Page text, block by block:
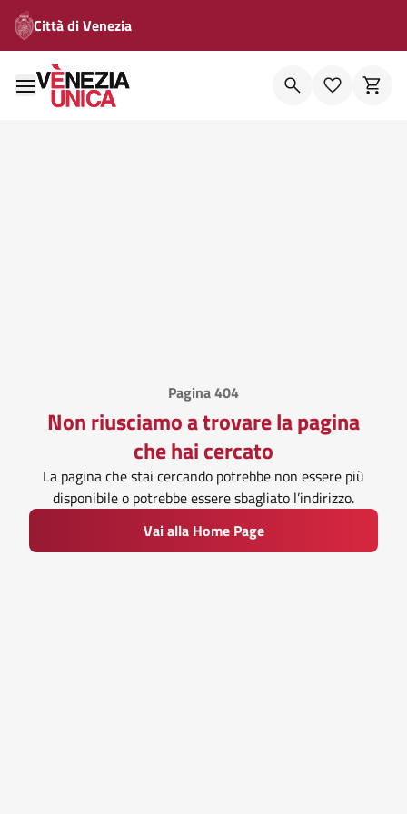
Città di Venezia
Pagina 404
Non riusciamo a trovare la pagina
che hai cercato
La pagina che stai cercando potrebbe non essere più
disponibile o potrebbe essere sbagliato l’indirizzo.
Vai alla Home Page